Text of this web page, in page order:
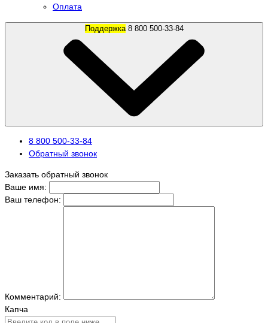
Оплата
Поддержка 8 800 500-33-84
8 800 500-33-84
Обратный звонок
Заказать обратный звонок
Ваше имя:
Ваш телефон:
Комментарий:
Капча